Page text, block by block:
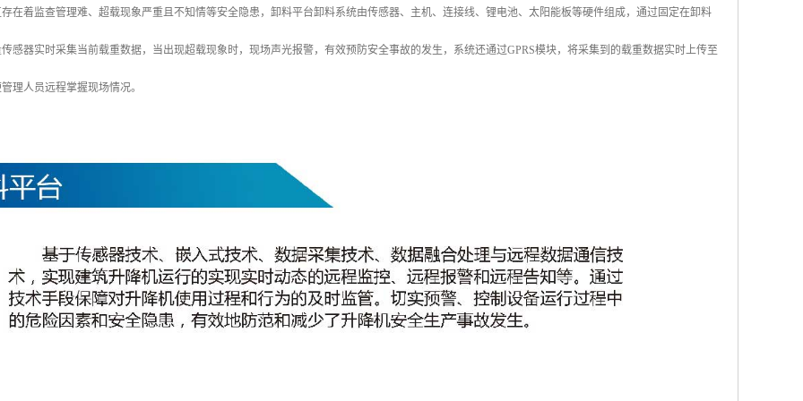
在着监查管理难、超载现象严重且不知情等安全隐患，卸料平台卸料系统由传感器、主机、连接线、锂电池、太阳能板等硬件组成，通过固定在卸料
感器实时采集当前载重数据，当出现超载现象时，现场声光报警，有效预防安全事故的发生，系统还通过GPRS模块，将采集到的载重数据实时上传至
理人员远程掌握现场情况。